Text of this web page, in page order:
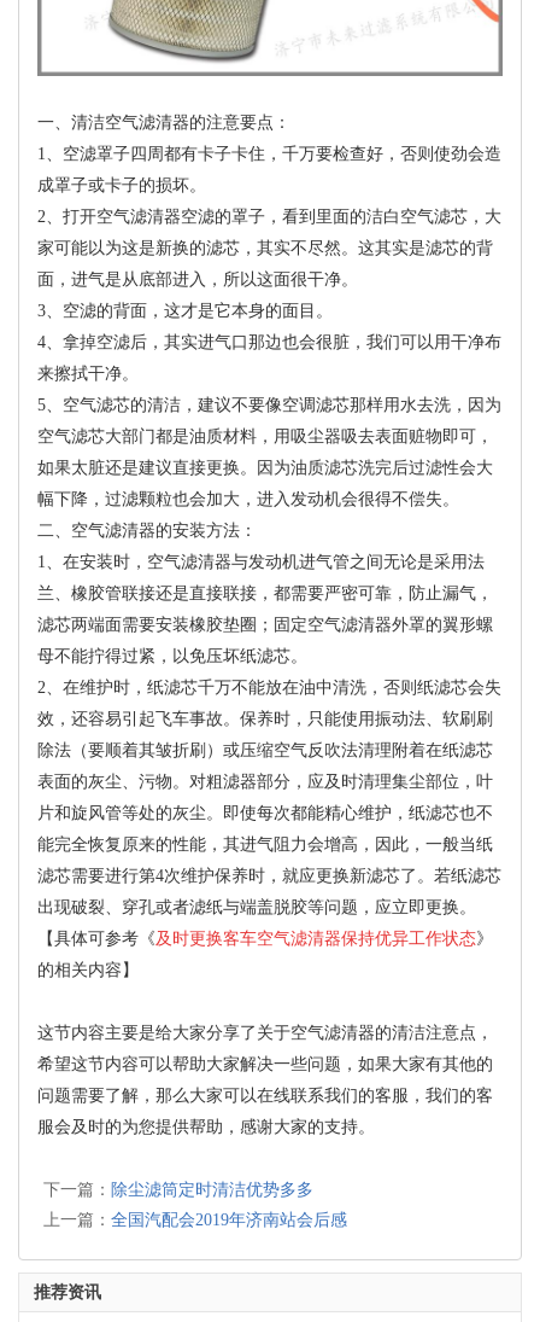
一、清洁空气滤清器的注意要点：
1、空滤罩子四周都有卡子卡住，千万要检查好，否则使劲会造
成罩子或卡子的损坏。
2、打开空气滤清器空滤的罩子，看到里面的洁白空气滤芯，大
家可能以为这是新换的滤芯，其实不尽然。这其实是滤芯的背
面，进气是从底部进入，所以这面很干净。
3、空滤的背面，这才是它本身的面目。
4、拿掉空滤后，其实进气口那边也会很脏，我们可以用干净布
来擦拭干净。
5、空气滤芯的清洁，建议不要像空调滤芯那样用水去洗，因为
空气滤芯大部门都是油质材料，用吸尘器吸去表面赃物即可，
如果太脏还是建议直接更换。因为油质滤芯洗完后过滤性会大
幅下降，过滤颗粒也会加大，进入发动机会很得不偿失。
二、空气滤清器的安装方法：
1、在安装时，空气滤清器与发动机进气管之间无论是采用法
兰、橡胶管联接还是直接联接，都需要严密可靠，防止漏气，
滤芯两端面需要安装橡胶垫圈；固定空气滤清器外罩的翼形螺
母不能拧得过紧，以免压坏纸滤芯。
2、在维护时，纸滤芯千万不能放在油中清洗，否则纸滤芯会失
效，还容易引起飞车事故。保养时，只能使用振动法、软刷刷
除法（要顺着其皱折刷）或压缩空气反吹法清理附着在纸滤芯
表面的灰尘、污物。对粗滤器部分，应及时清理集尘部位，叶
片和旋风管等处的灰尘。即使每次都能精心维护，纸滤芯也不
能完全恢复原来的性能，其进气阻力会增高，因此，一般当纸
滤芯需要进行第4次维护保养时，就应更换新滤芯了。若纸滤芯
出现破裂、穿孔或者滤纸与端盖脱胶等问题，应立即更换。
【具体可参考《及时更换客车空气滤清器保持优异工作状态》
的相关内容】
这节内容主要是给大家分享了关于空气滤清器的清洁注意点，
希望这节内容可以帮助大家解决一些问题，如果大家有其他的
问题需要了解，那么大家可以在线联系我们的客服，我们的客
服会及时的为您提供帮助，感谢大家的支持。
下一篇： 除尘滤筒定时清洁优势多多
上一篇： 全国汽配会2019年济南站会后感
推荐资讯